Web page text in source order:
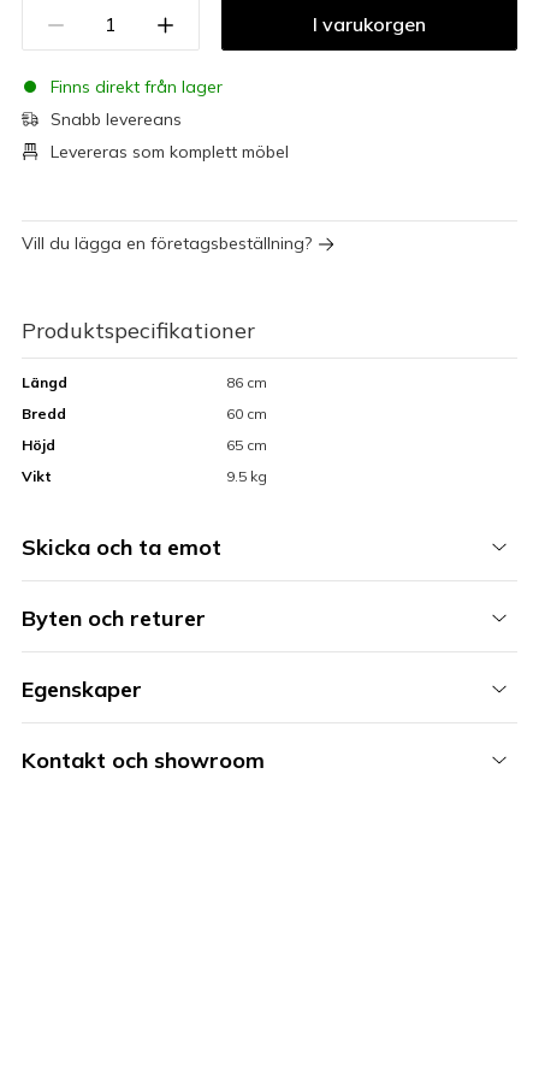
I varukorgen
Finns direkt från lager
Snabb levereans
Levereras som komplett möbel
Vill du lägga en företagsbeställning?
Produktspecifikationer
Längd
86 cm
Bredd
60 cm
Höjd
65 cm
Vikt
9.5 kg
Skicka och ta emot
Byten och returer
Egenskaper
Kontakt och showroom